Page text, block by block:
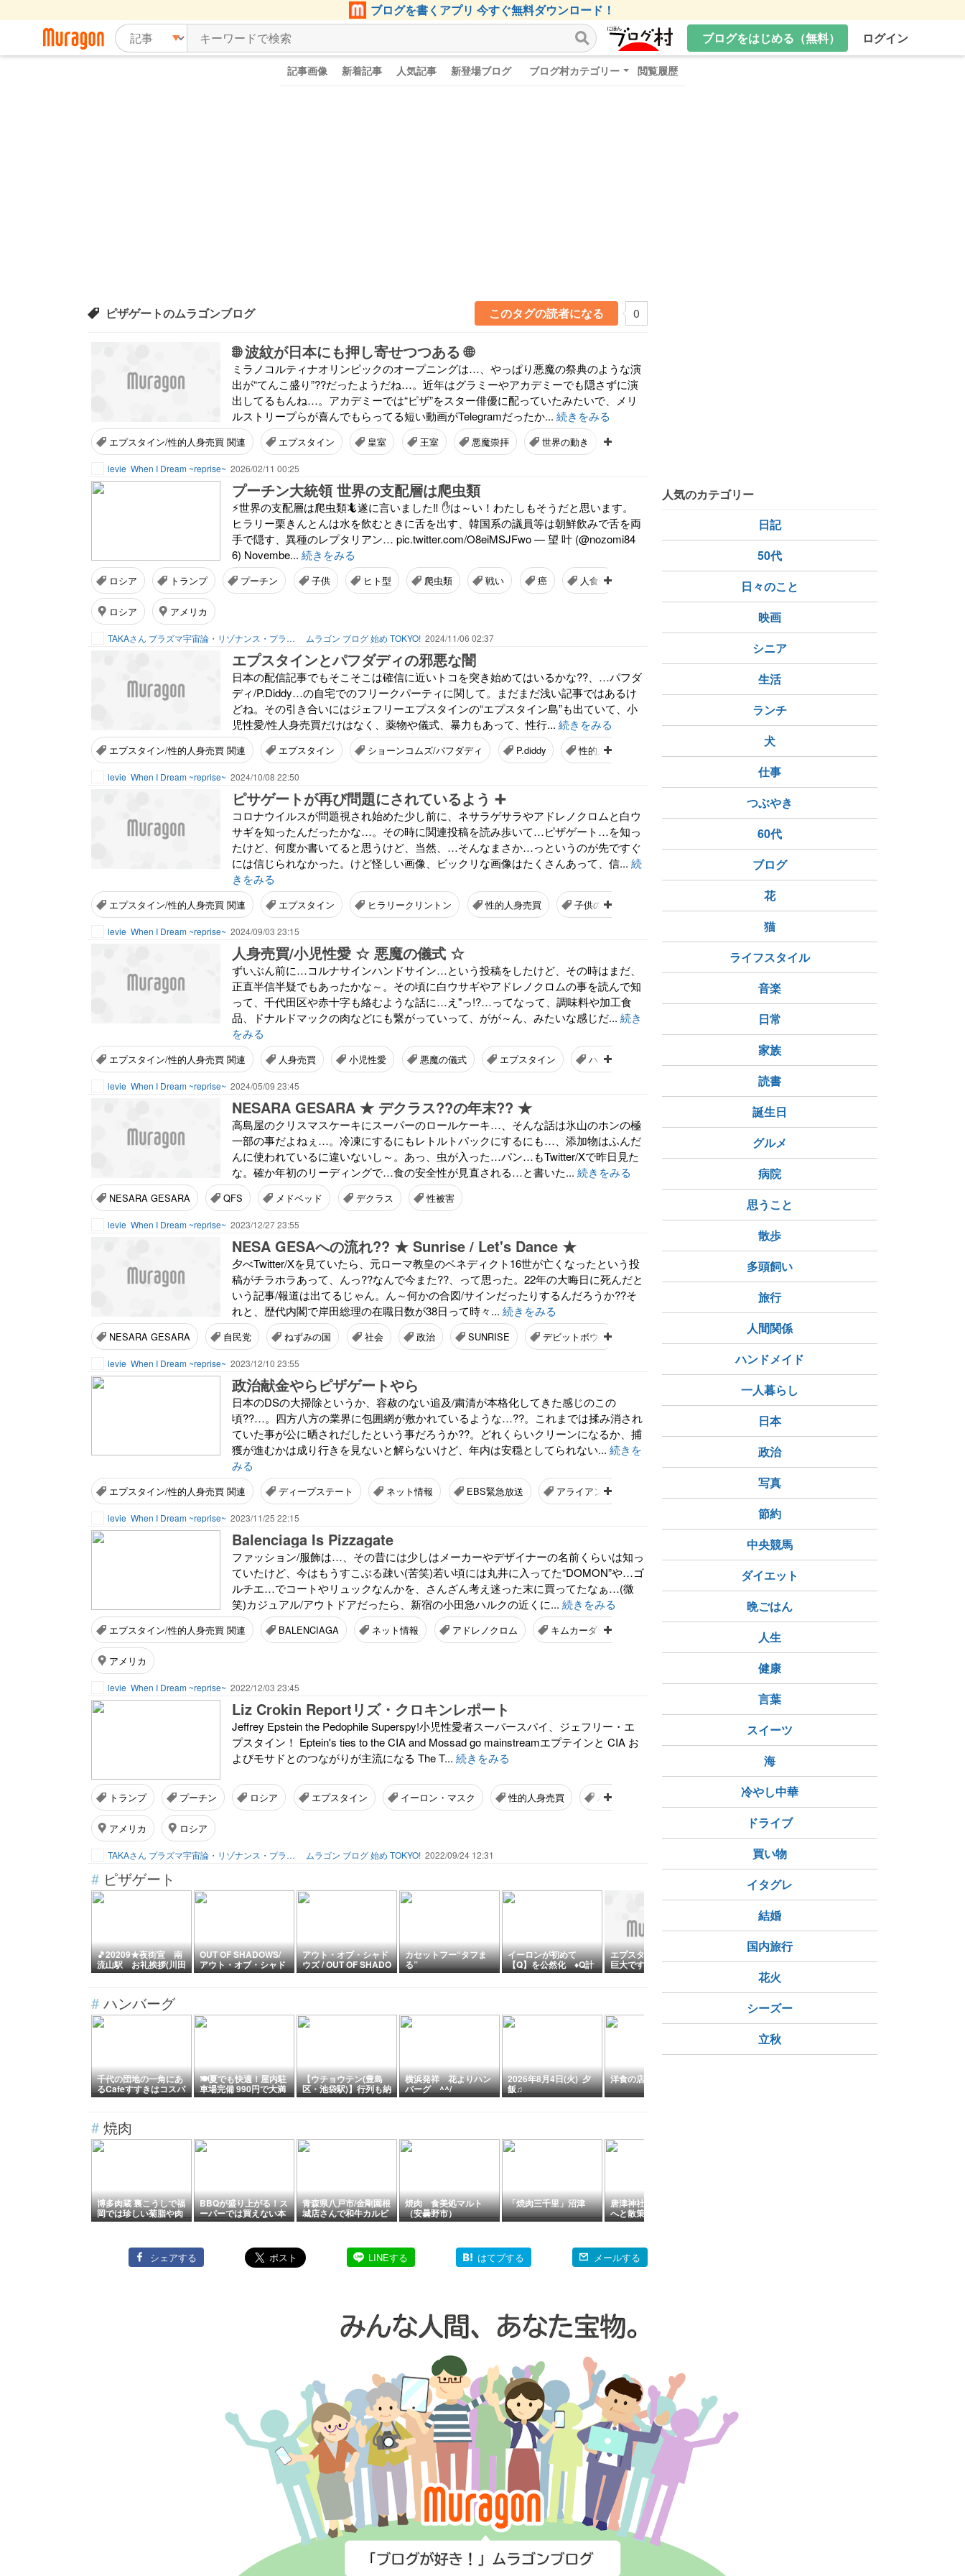
ブログを書くアプリ 今すぐ無料ダウンロード！
ブログをはじめる（無料）
ログイン
記事画像 新着記事 人気記事 新登場ブログ ブログ村カテゴリー 閲覧履歴
ピザゲートのムラゴンブログ このタグの読者になる 0
🌐 波紋が日本にも押し寄せつつある 🌐
ミラノコルティナオリンピックのオープニングは…、やっぱり悪魔の祭典のような演
出が“てんこ盛り”??だったようだね…。近年はグラミーやアカデミーでも隠さずに演
出してるもんね…。アカデミーでは“ピザ”をスター俳優に配っていたみたいで、メリ
ルストリープらが喜んでもらってる短い動画がTelegramだったか... 続きをみる
エプスタイン/性的人身売買 関連 エプスタイン 皇室 王室 悪魔崇拝 世界の動き
levie When I Dream ~reprise~ 2026/02/11 00:25
プーチン大統領 世界の支配層は爬虫類
⚡️世界の支配層は爬虫類🦎遂に言いました‼️ ✋は～い！わたしもそうだと思います。
ヒラリー栗きんとんは水を飲むときに舌を出す、韓国系の議員等は朝鮮飲みで舌を両
手で隠す、異種のレプタリアン… pic.twitter.com/O8eiMSJFwo — 望 叶 (@nozomi84
6) Novembe... 続きをみる
ロシア トランプ プーチン 子供 ヒト型 爬虫類 戦い 癌 人食い
ロシア アメリカ
TAKAさん プラズマ宇宙論・リゾナンス・プランナー ムラゴン ブログ 始め TOKYO! 2024/11/06 02:37
エプスタインとパフダディの邪悪な闇
日本の配信記事でもそこそこは確信に近いトコを突き始めてはいるかな??、…パフダ
ディ/P.Diddy…の自宅でのフリークパーティに関して。まだまだ浅い記事ではあるけ
どね。その引き合いにはジェフリーエプスタインの“エプスタイン島”も出ていて、小
児性愛/性人身売買だけはなく、薬物や儀式、暴力もあって、性行... 続きをみる
エプスタイン/性的人身売買 関連 エプスタイン ショーンコムズ/パフダディ P.diddy 性的人身売買 バッキンガム
levie When I Dream ~reprise~ 2024/10/08 22:50
ピサゲートが再び問題にされているよう ➕
コロナウイルスが問題視され始めた少し前に、ネサラゲサラやアドレノクロムと白ウ
サギを知ったんだったかな…。その時に関連投稿を読み歩いて…ピザゲート…を知っ
たけど、何度か書いてると思うけど、当然、…そんなまさか…っというのが先ですぐ
には信じられなかった。けど怪しい画像、ビックリな画像はたくさんあって、信... 続
きをみる
エプスタイン/性的人身売買 関連 エプスタイン ヒラリークリントン 性的人身売買 子供の誘拐 食の安全
levie When I Dream ~reprise~ 2024/09/03 23:15
人身売買/小児性愛 ☆ 悪魔の儀式 ☆
ずいぶん前に…コルナサインハンドサイン…という投稿をしたけど、その時はまだ、
正直半信半疑でもあったかな～。その頃に白ウサギやアドレノクロムの事を読んで知
って、千代田区や赤十字も絡むような話に…え"っ!?…ってなって、調味料や加工食
品、ドナルドマックの肉などにも繋がっていって、がが～ん、みたいな感じだ... 続き
をみる
エプスタイン/性的人身売買 関連 人身売買 小児性愛 悪魔の儀式 エプスタイン ハリウッド ディープステート
levie When I Dream ~reprise~ 2024/05/09 23:45
NESARA GESARA ★ デクラス??の年末?? ★
高島屋のクリスマスケーキにスーパーのロールケーキ…、そんな話は氷山のホンの極
一部の事だよねぇ…。冷凍にするにもレトルトパックにするにも…、添加物はふんだ
んに使われているに違いないし～。あっ、虫が入った…パン…もTwitter/Xで昨日見た
な。確か年初のリーディングで…食の安全性が見直される…と書いた... 続きをみる
NESARA GESARA QFS メドベッド デクラス 性被害
levie When I Dream ~reprise~ 2023/12/27 23:55
NESA GESAへの流れ?? ★ Sunrise / Let's Dance ★
夕べTwitter/Xを見ていたら、元ローマ教皇のベネディクト16世が亡くなったという投
稿がチラホラあって、んっ??なんで今また??、って思った。22年の大晦日に死んだと
いう記事/報道は出てるじゃん。ん～何かの合図/サインだったりするんだろうか??そ
れと、歴代内閣で岸田総理の在職日数が38日って時々... 続きをみる
NESARA GESARA 自民党 ねずみの国 社会 政治 SUNRISE デビットボウイ
levie When I Dream ~reprise~ 2023/12/10 23:55
政治献金やらピザゲートやら
日本のDSの大掃除というか、容赦のない追及/粛清が本格化してきた感じのこの
頃??…。四方八方の業界に包囲網が敷かれているような…??。これまでは揉み消され
ていた事が公に晒されだしたという事だろうか??。どれくらいクリーンになるか、捕
獲が進むかは成り行きを見ないと解らないけど、年内は安穏としてられない... 続きを
みる
エプスタイン/性的人身売買 関連 ディープステート ネット情報 EBS緊急放送 アライアンス 政治
levie When I Dream ~reprise~ 2023/11/25 22:15
Balenciaga Is Pizzagate
ファッション/服飾は…、その昔には少しはメーカーやデザイナーの名前くらいは知っ
ていたけど、今はもうすこぶる疎い(苦笑)若い頃には丸井に入ってた“DOMON”や…ゴ
ルチエ…でコートやリュックなんかを、さんざん考え迷った末に買ってたなぁ…(微
笑)カジュアル/アウトドアだったら、新宿の小田急ハルクの近くに... 続きをみる
エプスタイン/性的人身売買 関連 BALENCIAGA ネット情報 アドレノクロム キムカーダシアン
アメリカ
levie When I Dream ~reprise~ 2022/12/03 23:45
Liz Crokin Reportリズ・クロキンレポート
Jeffrey Epstein the Pedophile Superspy!小児性愛者スーパースパイ、ジェフリー・エ
プスタイン！ Eptein's ties to the CIA and Mossad go mainstreamエプテインと CIA お
よびモサドとのつながりが主流になる The T... 続きをみる
トランプ プーチン ロシア エプスタイン イーロン・マスク 性的人身売買 バイデン 近親相姦
アメリカ ロシア
TAKAさん プラズマ宇宙論・リゾナンス・プランナー ムラゴン ブログ 始め TOKYO! 2022/09/24 12:31
# ピザゲート
🎵20209★夜街宣 南
流山駅 お礼挨拶(川田
龍平 14 分前にライブ
2026-02-09-2（選挙直
後の中国の反応）日本
関連報道がアクセスラ
ンキング１位に！その
ら31年目もダメです /
大量の神経毒性mRNA
摂取 + 広範な人工知能
優生学の夢が現実とな
り、スペイン政府は
「役立たず」な国民を
30%多く安楽死させて
融資本へ従属し、その
手先として中露と戦う
道を選んだ / とてつも
なく恐ろしい社会がや
とは、共産主義者は正
しかったと認めること
OUT OF SHADOWS/
アウト・オブ・シャド
ウズ（暗闇を抜けて）
アウト・オブ・シャド
ウズ / OUT OF SHADO
WS
カセットフー“タフま
る”
イーロンが初めて
【Q】を公然化 ♦️Q計
画を信じよ
エプスタイン、それは
巨大です
「ドナルド・トランプ
は大きな衝撃でした」 いる すべてが終わっ
# ハンバーグ
千代の団地の一角にあ
るCafeすすきはコスパ
抜群の750円ランチ
🍽夏でも快適！屋内駐
車場完備 990円で大満
足のハンバーグランチ
【ウチョウテン(豊島
区・池袋駅)】行列も納
得の洋食店！黒毛和牛
横浜発祥 花よりハン
バーグ ^^/
2026年8月4日(火) 夕
飯♫
洋食の店もなみ！
# 焼肉
博多肉蔵 裏こうしで福
岡では珍しい菊脂や肉
と鯛の巻物とすき焼き
BBQが盛り上がる！ス
ーパーでは買えない本
格肉5選｜みんなが驚
青森県八戸市/金剛園根
城店さんで和牛カルビ
定食を食べて来まし
焼肉 食美処マルト
（安曇野市）
「焼肉三千里」沼津 唐津神社から、唐津城
へと散策。ディナーは
佐賀牛の焼肉を楽しむ
シェアする LINEする はてブする メールする
人気のカテゴリー
日記
50代
日々のこと
映画
シニア
生活
ランチ
犬
仕事
つぶやき
60代
ブログ
花
猫
ライフスタイル
音楽
日常
家族
読書
誕生日
グルメ
病院
思うこと
散歩
多頭飼い
旅行
人間関係
ハンドメイド
一人暮らし
日本
政治
写真
節約
中央競馬
ダイエット
晩ごはん
人生
健康
言葉
スイーツ
海
冷やし中華
ドライブ
買い物
イタグレ
結婚
国内旅行
花火
シーズー
立秋